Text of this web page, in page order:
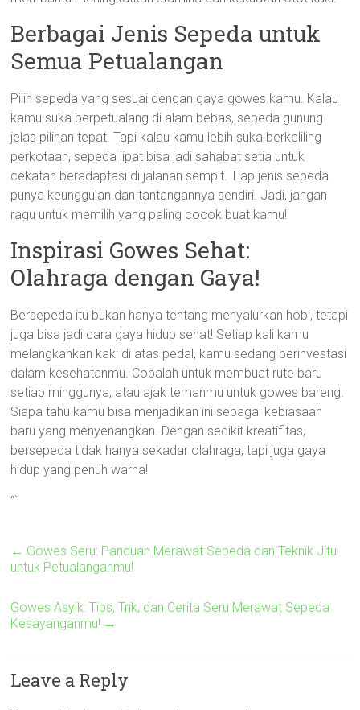
Berbagai Jenis Sepeda untuk
Semua Petualangan
Pilih sepeda yang sesuai dengan gaya gowes kamu. Kalau
kamu suka berpetualang di alam bebas, sepeda gunung
jelas pilihan tepat. Tapi kalau kamu lebih suka berkeliling
perkotaan, sepeda lipat bisa jadi sahabat setia untuk
cekatan beradaptasi di jalanan sempit. Tiap jenis sepeda
punya keunggulan dan tantangannya sendiri. Jadi, jangan
ragu untuk memilih yang paling cocok buat kamu!
Inspirasi Gowes Sehat:
Olahraga dengan Gaya!
Bersepeda itu bukan hanya tentang menyalurkan hobi, tetapi
juga bisa jadi cara gaya hidup sehat! Setiap kali kamu
melangkahkan kaki di atas pedal, kamu sedang berinvestasi
dalam kesehatanmu. Cobalah untuk membuat rute baru
setiap minggunya, atau ajak temanmu untuk gowes bareng.
Siapa tahu kamu bisa menjadikan ini sebagai kebiasaan
baru yang menyenangkan. Dengan sedikit kreatifitas,
bersepeda tidak hanya sekadar olahraga, tapi juga gaya
hidup yang penuh warna!
“`
← Gowes Seru: Panduan Merawat Sepeda dan Teknik Jitu
untuk Petualanganmu!
Gowes Asyik: Tips, Trik, dan Cerita Seru Merawat Sepeda
Kesayanganmu! →
Leave a Reply